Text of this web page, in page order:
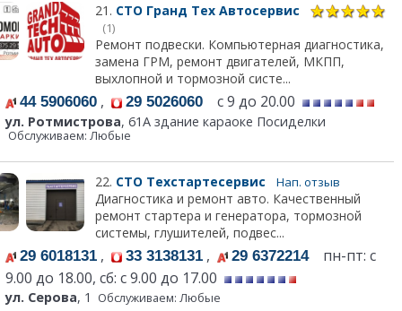
21. СТО Гранд Тех Автосервис
(1)
Ремонт подвески. Компьютерная диагностика,
замена ГРМ, ремонт двигателей, МКПП,
выхлопной и тормозной систе...
44 5906060 , 29 5026060 с 9 до 20.00
ул. Ротмистрова, 61А здание караоке Посиделки
Обслуживаем: Любые
22. СТО Техстартесервис Нап. отзыв
Диагностика и ремонт авто. Качественный
ремонт стартера и генератора, тормозной
системы, глушителей, подвес...
29 6018131 , 33 3138131 , 29 6372214пн-пт: с
9.00 до 18.00, сб: с 9.00 до 17.00
ул. Серова, 1 Обслуживаем: Любые